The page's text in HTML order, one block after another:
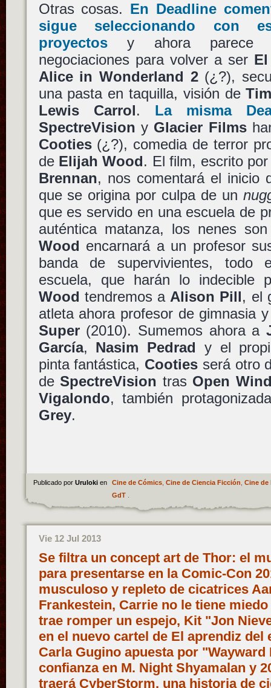
Otras cosas. En Deadline
sigue seleccionando con
proyectosy ahora parece
negociaciones para volver a ser
Alice in Wonderland 2(¿?),
una pasta en taquilla, visión de
Lewis Carrol. La misma
SpectreVision y Glacier Films
Cooties(¿?), comedia de terror
de Elijah Wood. El film, escrito
Brennan, nos comentará el inicio
que se origina por culpa de un
que es servido en una escuela de
auténtica matanza, los nenes
Wood encarnará a un profesor
banda de supervivientes, todo
escuela, que harán lo indecible
Wood tendremos a Alison Pill, el
atleta ahora profesor de gimnasia
Super(2010). Sumemos ahora a
García, Nasim Pedrad y el
pinta fantástica, Cooties será otro
deSpectreVision tras Open
Vigalondo, también
Grey.
Publicado por Uruloki en Cine de Cómics, Cine de Ciencia Ficción Cine de
GdT.
Vie 12 Jul 2013
Se filtra un concept art de Thor: el
para presentarse en la Comic-Con
musculoso y repleto de cicatrices
Frankestein, Carrie no le tiene
trae romper un espejo, Kit "Jon
en el nuevo cartel de El aprendiz del
Carla Gugino apuesta por
confianza en M. Night Shyamalan y
traerá CyberStorm, una historia de